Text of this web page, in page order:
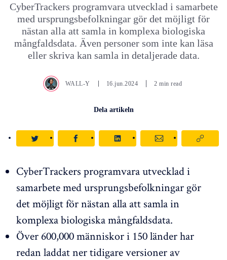
CyberTrackers programvara utvecklad i samarbete
med ursprungsbefolkningar gör det möjligt för
nästan alla att samla in komplexa biologiska
mångfaldsdata. Även personer som inte kan läsa
eller skriva kan samla in detaljerade data.
WALL-Y 16.jun.2024 2 min read
Dela artikeln
CyberTrackers programvara utvecklad i
samarbete med ursprungsbefolkningar gör
det möjligt för nästan alla att samla in
komplexa biologiska mångfaldsdata.
Över 600,000 människor i 150 länder har
redan laddat ner tidigare versioner av